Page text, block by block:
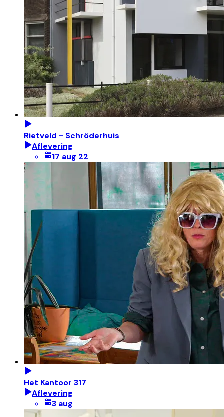
Rietveld - Schröderhuis
Aflevering
17 aug 22
Het Kantoor 317
Aflevering
3 aug